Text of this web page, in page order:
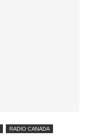
RADIO CANADA